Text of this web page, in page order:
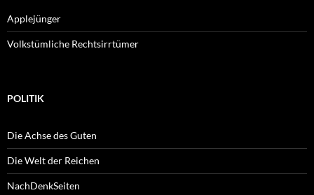
Applejünger
Volkstümliche Rechtsirrtümer
POLITIK
Die Achse des Guten
Die Welt der Reichen
NachDenkSeiten